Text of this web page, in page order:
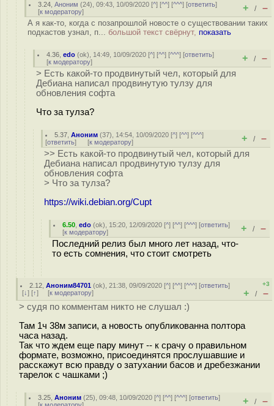
3.24 ,Аноним (24), 09:43, 10/09/2020 [^] [^^] [^^^] [ответить]
[к модератору] + / –
А я как-то, когда с позапрошлой новосте о существовании таких
подкастов узнал, п... большой текст свёрнут, показать
4.36 ,edo (ok), 14:49, 10/09/2020 [^] [^^] [^^^] [ответить]
[к модератору] + / –
> Есть какой-то продвинутый чел, который для
Дебиана написал продвинутую тулзу для
обновления софта
Что за тулза?
5.37 ,Аноним (37), 14:54, 10/09/2020 [^] [^^] [^^^]
[ответить] [к модератору] + / –
>> Есть какой-то продвинутый чел, который для
Дебиана написал продвинутую тулзу для
обновления софта
> Что за тулза?
https://wiki.debian.org/Cupt
6.50 ,edo (ok), 15:20, 12/09/2020 [^] [^^] [^^^] [ответить]
[к модератору] + / –
Последний релиз был много лет назад, что-
то есть сомнения, что стоит смотреть
2.12 ,Аноним84701 (ok), 21:38, 09/09/2020 [^] [^^] [^^^] [ответить]
[↓] [↑] [к модератору]
+3
+ / –
> судя по комментам никто не слушал :)
Там 1ч 38м записи, а новость опубликованна полтора
часа назад.
Так что ждем еще пару минут -- к срачу о правильном
формате, возможно, присоединятся прослушавшие и
расскажут всю правду о затухании басов и дребезжании
тарелок с чашками ;)
3.25 ,Аноним (25), 09:48, 10/09/2020 [^] [^^] [^^^] [ответить]
+ / –